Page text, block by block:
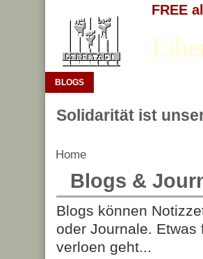
FREE
BLOGS
Solidarität ist
Home
Blogs &
Blogs können
oder Journale.
verloen geht...